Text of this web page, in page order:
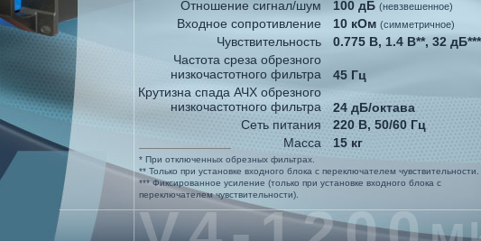
* При отключенных обрезных фильтрах.
** Только при установке входного блока с переключателем чувствительности.
*** Фиксированное усиление (только при установке входного блока с
переключателем чувствительности).
Отношение сигнал/шум 100 дБ (невзвешенное)
Входное сопротивление 10 кОм (симметричное)
Чувствительность
0.775 В, 1.4 В**, 32 дБ***
Частота среза обрезного
низкочастотного фильтра
45 Гц
Крутизна спада АЧХ обрезного
низкочастотного фильтра
24 дБ/октава
Сеть питания
220 В, 50/60 Гц
Масса
15 кг
Габаритные размеры
(ширина)
96 мм (высота)